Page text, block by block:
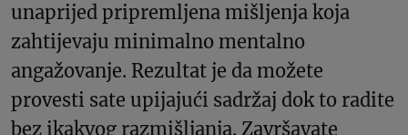
unaprijed pripremljena mišljenja koja
zahtijevaju minimalno mentalno
angažovanje. Rezultat je da možete
provesti sate upijajući sadržaj dok to radite
bez ikakvog razmišljanja. Završavate